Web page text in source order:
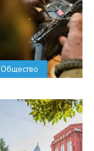
Общество